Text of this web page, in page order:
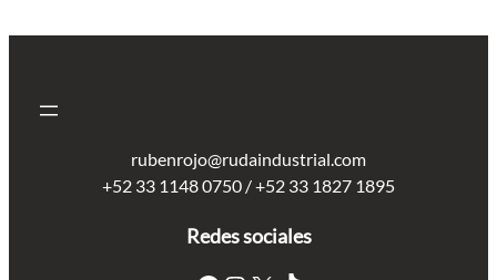
rubenrojo@rudaindustrial.com
+52 33 1148 0750 / +52 33 1827 1895
Redes sociales